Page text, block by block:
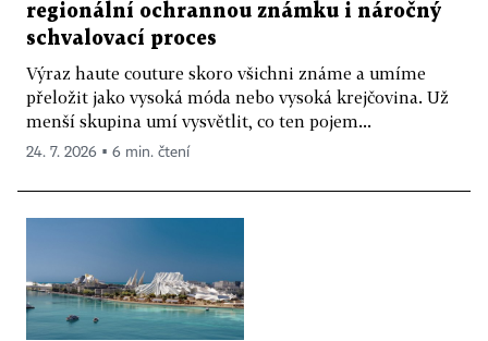
regionální ochrannou známku i náročný
schvalovací proces
Výraz haute couture skoro všichni známe a umíme
přeložit jako vysoká móda nebo vysoká krejčovina. Už
menší skupina umí vysvětlit, co ten pojem...
24. 7. 2026 ▪ 6 min. čtení